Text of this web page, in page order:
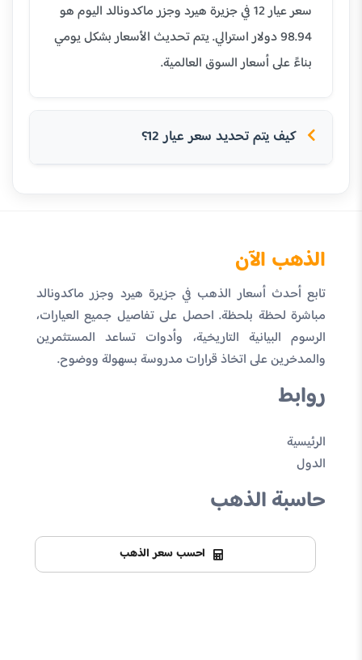
سعر عيار 12 في جزيرة هيرد وجزر ماكدونالد اليوم هو
98.94 دولار استرالي. يتم تحديث الأسعار بشكل يومي
بناءً على أسعار السوق العالمية.
كيف يتم تحديد سعر عيار 12؟
الذهب الآن
تابع أحدث أسعار الذهب في جزيرة هيرد وجزر ماكدونالد
مباشرة لحظة بلحظة. احصل على تفاصيل جميع العيارات،
الرسوم البيانية التاريخية، وأدوات تساعد المستثمرين
والمدخرين على اتخاذ قرارات مدروسة بسهولة ووضوح.
روابط
الرئيسية
الدول
حاسبة الذهب
احسب سعر الذهب